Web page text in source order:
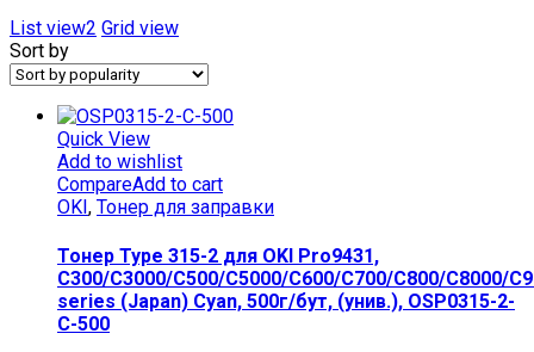
List view2 Grid view
Sort by
Quick View
Add to wishlist
CompareAdd to cart
OKI , Тонер для заправки
Тонер Type 315-2 для OKI Pro9431,
C300/C3000/C500/C5000/C600/C700/C800/C8000/
series (Japan) Cyan, 500г/бут, (унив.), OSP0315-2-
C-500